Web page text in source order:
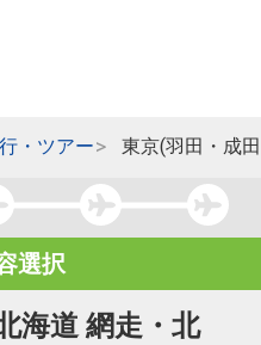
・ツアー 東京(羽田・成
選択
海道 網走・北